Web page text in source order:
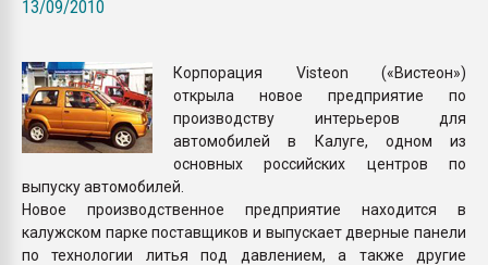
13/09/2010
Корпорация Visteon («Вистеон»)
открыла новое предприятие по
производству интерьеров для
автомобилей в Калуге, одном из
основных российских центров по
выпуску автомобилей.
Новое производственное предприятие находится в
калужском парке поставщиков и выпускает дверные панели
по технологии литья под давлением, а также другие